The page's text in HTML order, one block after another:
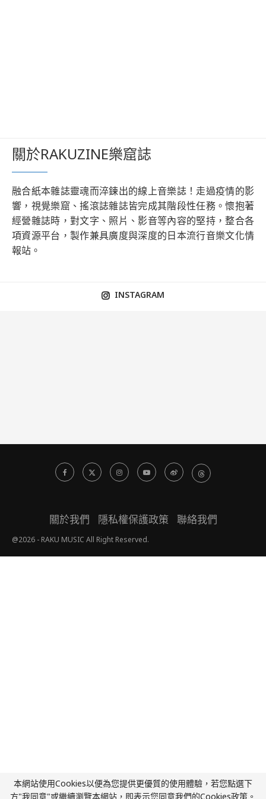
關於RAKUZINE樂窟誌
融合紙本雜誌靈魂而淬鍊出的線上音樂誌！走過疫情的影
響，視覺樂窟、搖滾誌雜誌皆完成其階段性任務。懷抱著
經營雜誌時，對文字、照片、影音等內容的堅持，整合各
項資源平台，製作兼具廣度與深度的日本流行音樂文化情
報站。
INSTAGRAM
關於我們 隱私權保護政策 聯絡我們
@2026 - RAKU MUSIC All Right Reserved.
本網站使用Cookies以便為您提供更優質的使用體驗，若您點選下
方"我同意"或繼續瀏覽本網站，即表示您同意我們的Cookies政策。